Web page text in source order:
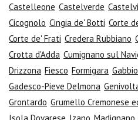
Castelleone Castelverde
Cicognolo Cingia de' Botti Corte
Corte de' Frati Credera Rubbiano
Crotta d'Adda Cumignano sul
Drizzona Fiesco Formigara
Gadesco-Pieve Delmona
Grontardo Grumello Cremonese